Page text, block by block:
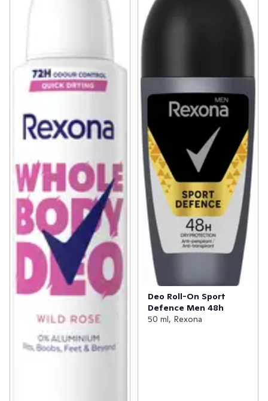
Deo Roll-On Sport
Defence Men 48h
50 ml, Rexona